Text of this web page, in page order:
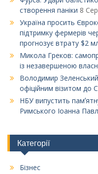
створення паніки 8
Україна просить
підтримку фермерів
прогнозує втрату $2
Микола Греков:
із незавершеною
Володимир
офіційним візитом до
НБУ випустить
Римського Іоанна
Категорії
Бізнес